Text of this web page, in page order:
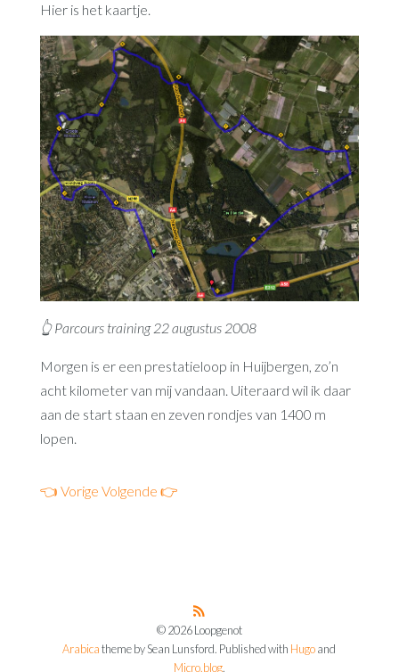
Hier is het kaartje.
👆 Parcours training 22 augustus 2008
Morgen is er een prestatieloop in Huijbergen, zo’n
acht kilometer van mij vandaan. Uiteraard wil ik daar
aan de start staan en zeven rondjes van 1400 m
lopen.
👈 Vorige Volgende 👉
© 2026 Loopgenot
Arabica theme by Sean Lunsford. Published with Hugo and
Micro.blog.